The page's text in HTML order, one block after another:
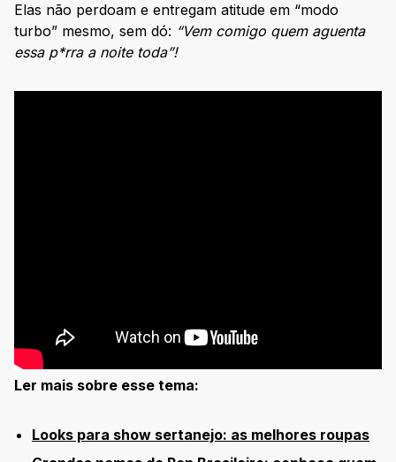
Elas não perdoam e entregam atitude em “modo
turbo” mesmo, sem dó: “Vem comigo quem aguenta
essa p*rra a noite toda”!
Ler mais sobre esse tema:
Looks para show sertanejo: as melhores roupas